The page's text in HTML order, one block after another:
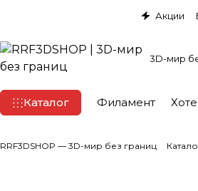
Акции
3D-мир
Каталог Филамент
RRF3DSHOP — 3D-мир без границ